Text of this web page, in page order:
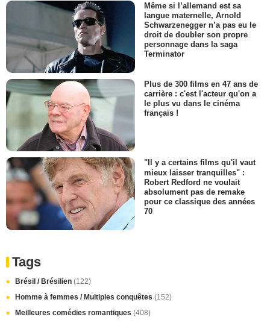
Même si l’allemand est sa
langue maternelle, Arnold
Schwarzenegger n’a pas eu le
droit de doubler son propre
personnage dans la saga
Terminator
Plus de 300 films en 47 ans de
carrière : c'est l'acteur qu'on a
le plus vu dans le cinéma
français !
"Il y a certains films qu'il vaut
mieux laisser tranquilles" :
Robert Redford ne voulait
absolument pas de remake
pour ce classique des années
70
Tags
Brésil / Brésilien (122)
Homme à femmes / Multiples conquêtes (152)
Meilleures comédies romantiques (408)